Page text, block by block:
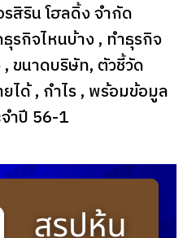
สิริน โฮลดิ้ง จํากัด
รกิจไหนบ้าง , ทำธุรกิจ
, ขนาดบริษัท, ตัวชี้วัด
ได้ , กำไร , พร้อมข้อมูล
ำปี 56-1